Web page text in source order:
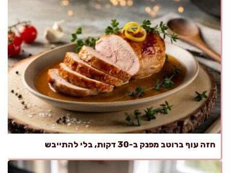
חזה עוף ברוטב מפנק ב-30 דקות, בלי להתייבש